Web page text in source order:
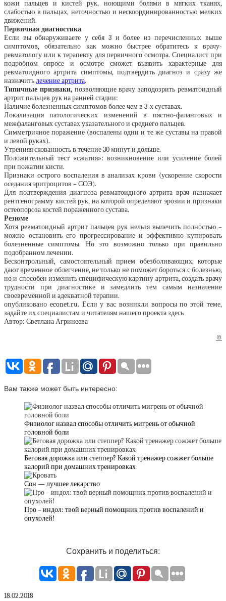
кожи пальцев и кистей рук, ноющими болями в мягких тканях,
слабостью в пальцах, неточностью и нескоординированностью мелких
движений.
Первичная диагностика
Если вы обнаруживаете у себя 3 и более из перечисленных выше
симптомов, обязательно как можно быстрее обратитесь к врачу-
ревматологу или к терапевту для первичного осмотра. Специалист при
подробном опросе и осмотре сможет выявить характерные для
ревматоидного артрита симптомы, подтвердить диагноз и сразу же
назначитьлечение артрита.
Типичные признаки,позволяющие врачу заподозрить ревматоидный
артрит пальцев рук на ранней стадии:
Наличие болезненных симптомов более чем в 3-х суставах.
Локализация патологических изменений в пястно-фаланговых и
межфаланговых суставах указательного и среднего пальцев.
Симметричное поражение (воспалены одни и те же суставы на правой
и левой руках).
Утренняя скованность в течение 30 минут и дольше.
Положительный тест «сжатия»: возникновение или усиление болей
при пожатии кисти.
Признаки острого воспаления в анализах крови (ускорение скорости
оседания эритроцитов – СОЭ).
Для подтверждения диагноза ревматоидного артрита врач назначает
рентгенограмму кистей рук, на которой определяют эрозии и признаки
остеопороза костей пораженного сустава.
Резюме
Хотя ревматоидный артрит пальцев рук нельзя вылечить полностью –
можно остановить его прогрессирование и эффективно купировать
болезненные симптомы. Но это возможно только при правильно
подобранном лечении.
Бесконтрольный, самостоятельный прием обезболивающих, которые
дают временное облегчение, не только не поможет бороться с болезнью,
но и способен изменить специфическую картину артрита, создать врачу
трудности при диагностике и замедлить тем самым назначение
своевременной и адекватной терапии.
опубликовано econet.ru. Если у вас возникли вопросы по этой теме,
задайте их специалистам и читателям нашего проекта здесь
Автор: Светлана Агринеева
©
Вам также может быть интересно:
Физиолог назвал способы отличить мигрень от обычной
головной боли
Беговая дорожка или степпер? Какой тренажер сожжет больше
калорий при домашних тренировках
Сон — лучшее лекарство
Про – индол: твой верный помощник против воспалений и
опухолей!
Сохранить и поделиться:
18.02.2018